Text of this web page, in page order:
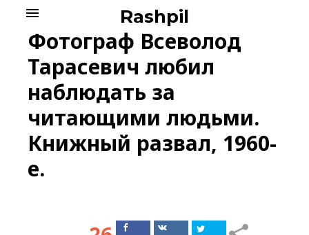
content
Rashpil
menu
Фотограф Всеволод
Тарасевич любил
наблюдать за
читающими людьми.
Книжный развал, 1960-
е.
ПоделитьсяПоделиться